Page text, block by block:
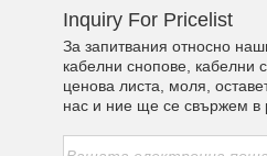
Inquiry For Pricelist
За запитвания относно
кабелни снопове, кабелни
ценова листа, моля,
нас и ние ще се свържем в